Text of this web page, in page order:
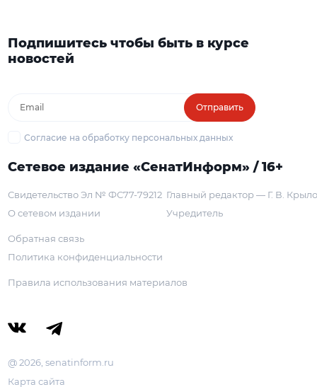
Подпишитесь чтобы быть в курсе
новостей
Отправить
Согласие на обработку персональных данных
Сетевое издание «СенатИнформ» / 16+
Свидетельство Эл № ФС77-79212
О сетевом издании
Главный редактор — Г. В.
Учредитель
Обратная связь
Политика конфиденциальности
Правила использования материалов
@ 2026, senatinform.ru
Карта сайта